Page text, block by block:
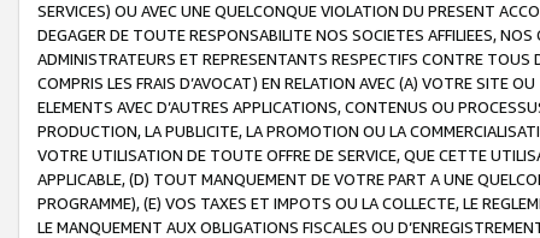
SERVICES) OU AVEC UNE QUELCONQUE VIOLATION DU PRESENT
DEGAGER DE TOUTE RESPONSABILITE NOS SOCIETES AFFILIEES,
ADMINISTRATEURS ET REPRESENTANTS RESPECTIFS CONTRE
COMPRIS LES FRAIS D’AVOCAT) EN RELATION AVEC (A) VOTRE SITE
ELEMENTS AVEC D’AUTRES APPLICATIONS, CONTENUS OU
PRODUCTION, LA PUBLICITE, LA PROMOTION OU LA
VOTRE UTILISATION DE TOUTE OFFRE DE SERVICE, QUE CETTE
APPLICABLE, (D) TOUT MANQUEMENT DE VOTRE PART A UNE
PROGRAMME), (E) VOS TAXES ET IMPOTS OU LA COLLECTE, LE
LE MANQUEMENT AUX OBLIGATIONS FISCALES OU